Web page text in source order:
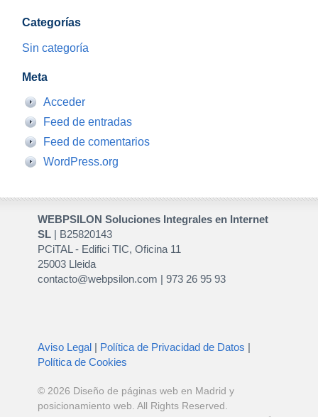
Categorías
Sin categoría
Meta
Acceder
Feed de entradas
Feed de comentarios
WordPress.org
WEBPSILON Soluciones Integrales en Internet
SL| B25820143
PCiTAL - Edifici TIC, Oficina 11
25003 Lleida
contacto@webpsilon.com | 973 26 95 93
Aviso Legal| Política de Privacidad de Datos |
Política de Cookies
© 2026 Diseño de páginas web en Madrid y
posicionamiento web . All Rights Reserved.